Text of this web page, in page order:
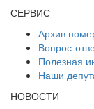
СЕРВИС
Архив
Вопрос-
Полезная
Наши
НОВОСТИ